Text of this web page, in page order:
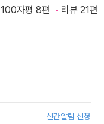
100자평 8편 리뷰 21편
신간알림 신청